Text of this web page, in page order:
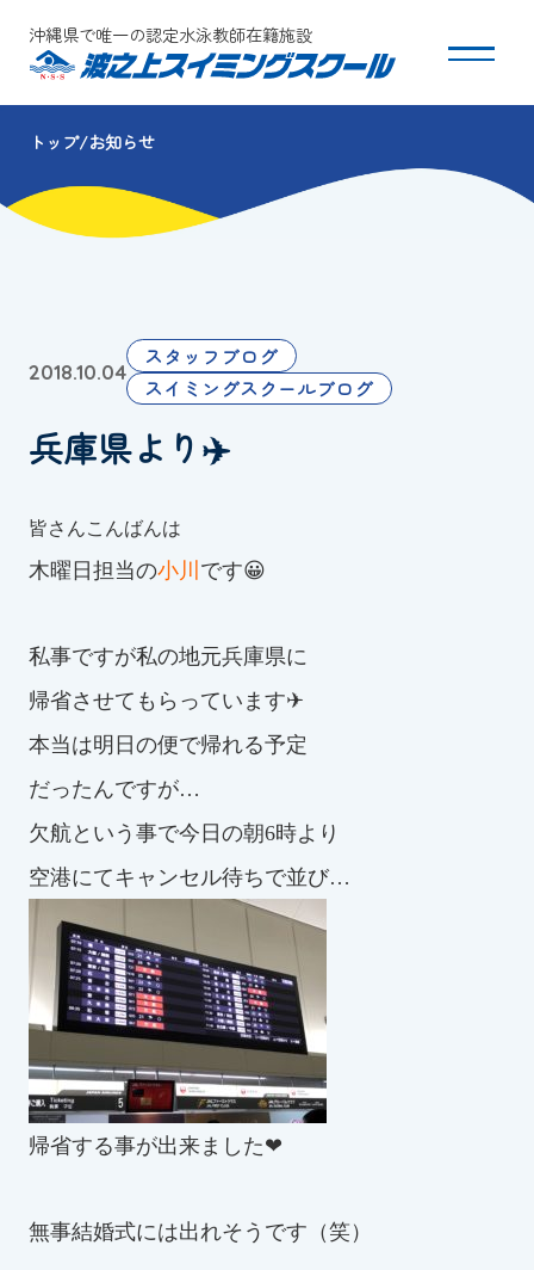
沖縄県で唯一の認定水泳教師在籍施設
スクールについて
コース・クラス紹介
団体会員募集
保護者の方へ
採用情報
お知らせ
カレンダー
波スイタイムズ
お問い合わせ
Tel.098-863-7264
平日 9:00～22:00｜土祝 9:00～21:00
メールでお問い合わせ
スイミングスクールの
体験申し込みはこちら!
トップ お知らせ
2018.10.04
スタッフブログ
スイミングスクールブログ
兵庫県より✈️
皆さんこんばんは
木曜日担当の小川 です😀
私事ですが私の地元兵庫県に
帰省させてもらっています✈︎
本当は明日の便で帰れる予定
だったんですが…
欠航という事で今日の朝6時より
空港にてキャンセル待ちで並び…
帰省する事が出来ました❤
無事結婚式には出れそうです（笑）